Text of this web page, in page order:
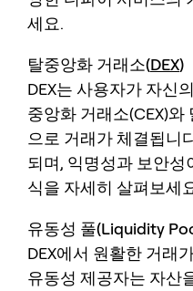
세요.
탈중앙화 거래소(DEX)
DEX는 사용자가 자신
중앙화 거래소(CEX)
으로 거래가 체결됩니
되며, 익명성과 보안성
식을 자세히 살펴보세
유동성 풀(Liquidity
DEX에서 원활한 거래
유동성 제공자는 자산